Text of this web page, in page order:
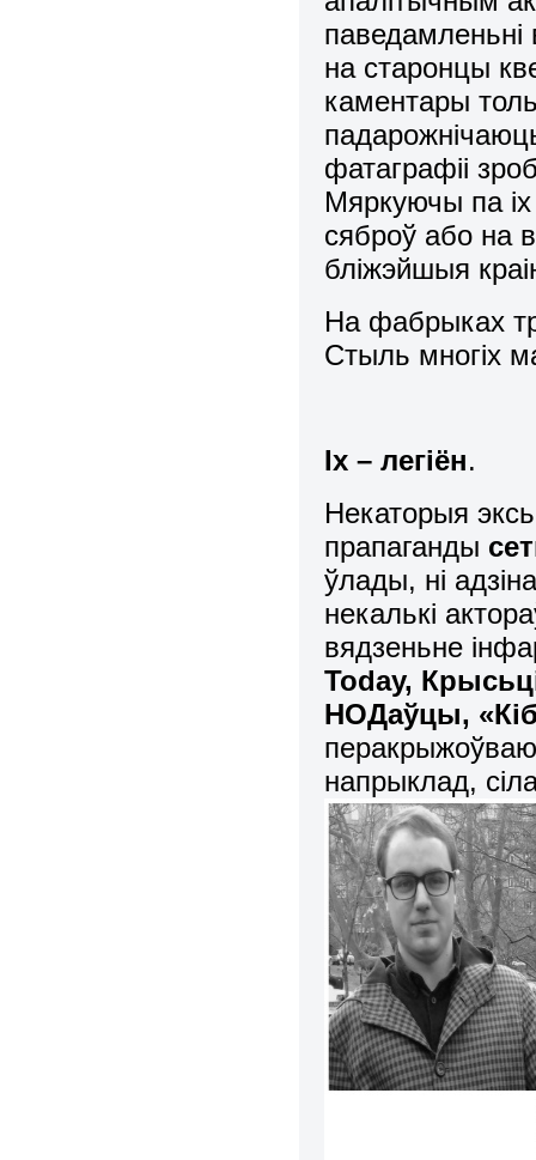
на старонцы
каментары
фатаграфіі
Мяркуючы па іх
сяброў або на
бліжэйшыя
На фабрыках
Стыль многіх
Іх – легіён.
Некаторыя
прапаганды
ўлады, ні
некалькі
вядзеньне
Today,
НОДаўцы,
напрыклад,